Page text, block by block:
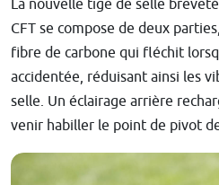
La nouvelle tige de selle
CFT se compose de deux
fibre de carbone qui fléchit
accidentée, réduisant ainsi les
selle. Un éclairage arrière
venir habiller le point de pivot